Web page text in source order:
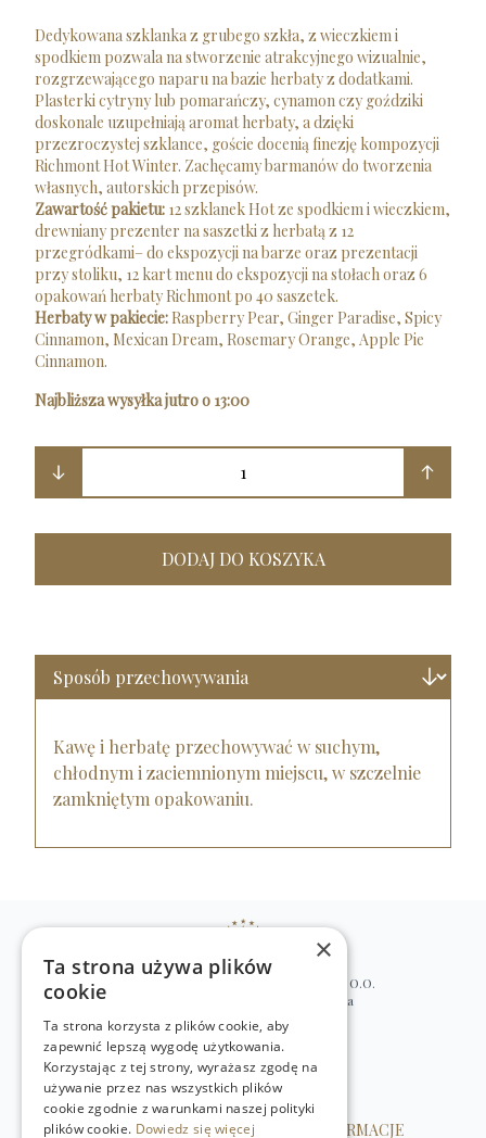
Dedykowana szklanka z grubego szkła, z wieczkiem i
spodkiem pozwala na stworzenie atrakcyjnego wizualnie,
rozgrzewającego naparu na bazie herbaty z dodatkami.
Plasterki cytryny lub pomarańczy, cynamon czy goździki
doskonale uzupełniają aromat herbaty, a dzięki
przezroczystej szklance, goście docenią finezję kompozycji
Richmont Hot Winter. Zachęcamy barmanów do tworzenia
własnych, autorskich przepisów.
Zawartość pakietu: 12 szklanek Hot ze spodkiem i wieczkiem,
drewniany prezenter na saszetki z herbatą z 12
przegródkami– do ekspozycji na barze oraz prezentacji
przy stoliku, 12 kart menu do ekspozycji na stołach oraz 6
opakowań herbaty Richmont po 40 saszetek.
Herbaty w pakiecie: Raspberry Pear, Ginger Paradise, Spicy
Cinnamon, Mexican Dream, Rosemary Orange, Apple Pie
Cinnamon.
Najbliższa wysyłka jutro o 13:00
1
DODAJ DO KOSZYKA
Kawę i herbatę przechowywać w suchym,
chłodnym i zaciemnionym miejscu, w szczelnie
zamkniętym opakowaniu.
WILLIAM’S NATURAL PRODUCTS SP. Z O.O.
ul. Stawki 2, 00-193 Warszawa, Polska
+48 (22) 875 91 35
kontakt@w-natural.pl
Obsługa sklepu internetowego
+48 798 349 435
OBSŁUGA KLIENTA INFORMACJE
×
Ta strona używa plików
cookie
Ta strona korzysta z plików cookie, aby
zapewnić lepszą wygodę użytkowania.
Korzystając z tej strony, wyrażasz zgodę na
używanie przez nas wszystkich plików
cookie zgodnie z warunkami naszej polityki
plików cookie. Dowiedz się więcej